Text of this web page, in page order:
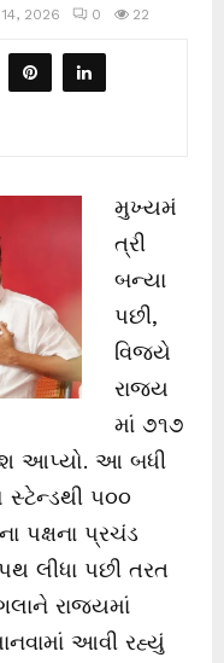
2026 0 22
મુખ્યમં
ત્રી
બન્યા
પછી,
વિજયે
રાજ્ય
માં ૭૧૭
આપ્યો. આ બધી
૫૦૦
પક્ષના પ્રચંડ
લીધા પછી તરત
રાજ્યમાં
આવી રહ્યું